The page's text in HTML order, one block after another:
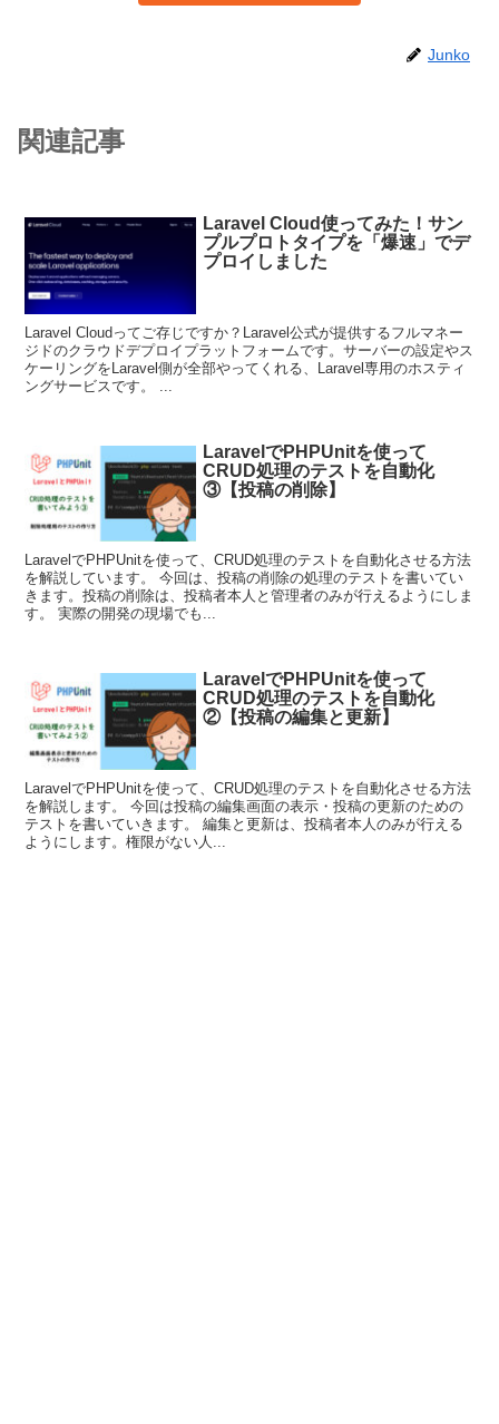
Junko
関連記事
Laravel Cloud使ってみた！サン
プルプロトタイプを「爆速」でデ
プロイしました
Laravel Cloudってご存じですか？Laravel公式が提供するフルマネー
ジドのクラウドデプロイプラットフォームです。サーバーの設定やス
ケーリングをLaravel側が全部やってくれる、Laravel専用のホスティ
ングサービスです。 ...
LaravelでPHPUnitを使って
CRUD処理のテストを自動化
③【投稿の削除】
LaravelでPHPUnitを使って、CRUD処理のテストを自動化させる方法
を解説しています。 今回は、投稿の削除の処理のテストを書いてい
きます。投稿の削除は、投稿者本人と管理者のみが行えるようにしま
す。 実際の開発の現場でも...
LaravelでPHPUnitを使って
CRUD処理のテストを自動化
②【投稿の編集と更新】
LaravelでPHPUnitを使って、CRUD処理のテストを自動化させる方法
を解説します。 今回は投稿の編集画面の表示・投稿の更新のための
テストを書いていきます。 編集と更新は、投稿者本人のみが行える
ようにします。権限がない人...